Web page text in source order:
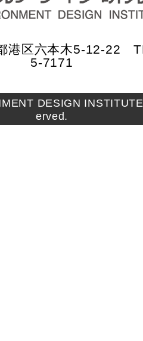
港区六本木5-12-22
5-7171
DESIGN
erved.